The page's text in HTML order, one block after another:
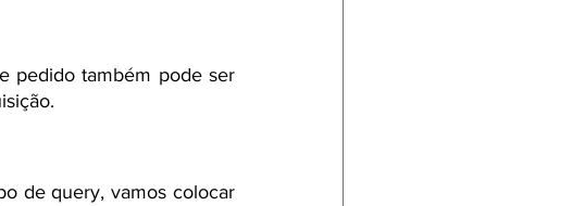
pedido também pode ser
de query, vamos colocar